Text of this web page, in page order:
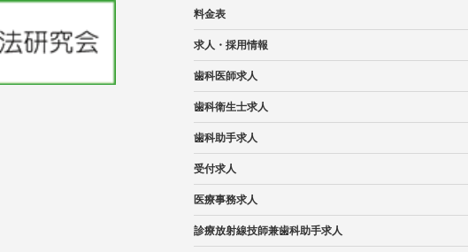
料金表
求人・採用情報
歯科医師求人
歯科衛生士求人
歯科助手求人
受付求人
医療事務求人
診療放射線技師兼歯科助手求人